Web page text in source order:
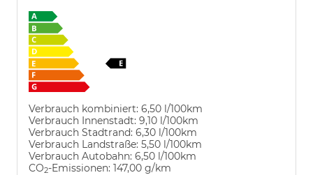
Verbrauch kombiniert: 6,50 l/100km
Verbrauch Innenstadt: 9,10 l/100km
Verbrauch Stadtrand: 6,30 l/100km
Verbrauch Landstraße: 5,50 l/100km
Verbrauch Autobahn: 6,50 l/100km
CO2-Emissionen: 147,00 g/km